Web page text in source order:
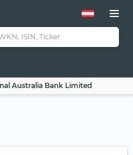
Australia Bank Limited